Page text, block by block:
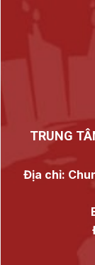
TRUNG
Địa chỉ: